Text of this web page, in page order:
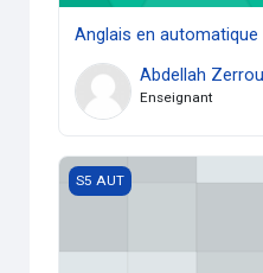
Anglais en automatique
Abdellah
Enseignant
Energies renouvelables :
S5 AUT